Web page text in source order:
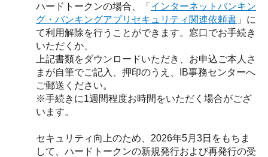
ハードトークンの場合、「 インターネットバンキン
グ・バンキングアプリセキュリティ関連依頼書 」に
て利用解除を行うことができます。窓口でお手続き
いただくか、
上記書類をダウンロードいただき、お申込ご本人さ
まが自筆でご記入、押印のうえ、IB事務センターへ
ご郵送ください。
※手続きに1週間程度お時間をいただく場合がござ
います。
セキュリティ向上のため、2026年5月3日をもちま
して、ハードトークンの新規発行および再発行の受